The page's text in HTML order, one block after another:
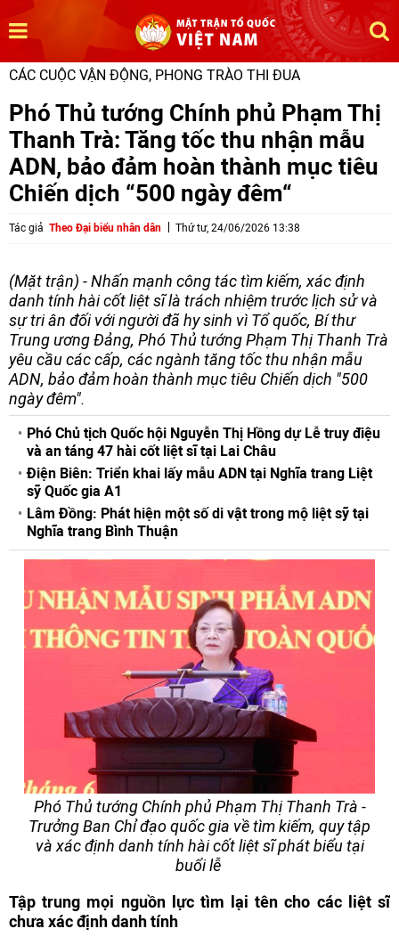
CÁC CUỘC VẬN ĐỘNG, PHONG TRÀO THI ĐUA
Phó Thủ tướng Chính phủ Phạm Thị
Thanh Trà: Tăng tốc thu nhận mẫu
ADN, bảo đảm hoàn thành mục tiêu
Chiến dịch “500 ngày đêm“
Tác giả Theo Đại biểu nhân dân Thứ tư, 24/06/2026 13:38
(Mặt trận) - Nhấn mạnh công tác tìm kiếm, xác định
danh tính hài cốt liệt sĩ là trách nhiệm trước lịch sử và
sự tri ân đối với người đã hy sinh vì Tổ quốc, Bí thư
Trung ương Đảng, Phó Thủ tướng Phạm Thị Thanh Trà
yêu cầu các cấp, các ngành tăng tốc thu nhận mẫu
ADN, bảo đảm hoàn thành mục tiêu Chiến dịch "500
ngày đêm".
Phó Chủ tịch Quốc hội Nguyễn Thị Hồng dự Lễ truy điệu
và an táng 47 hài cốt liệt sĩ tại Lai Châu
Điện Biên: Triển khai lấy mẫu ADN tại Nghĩa trang Liệt
sỹ Quốc gia A1
Lâm Đồng: Phát hiện một số di vật trong mộ liệt sỹ tại
Nghĩa trang Bình Thuận
Phó Thủ tướng Chính phủ Phạm Thị Thanh Trà -
Trưởng Ban Chỉ đạo quốc gia về tìm kiếm, quy tập
và xác định danh tính hài cốt liệt sĩ phát biểu tại
buổi lễ
Tập trung mọi nguồn lực tìm lại tên cho các liệt sĩ
chưa xác định danh tính